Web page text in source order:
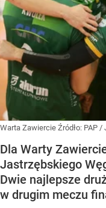
Warta Zawiercie Źródło: PAP /
Dla Warty
Jastrzębskiego
Dwie najlepsze
w drugim meczu